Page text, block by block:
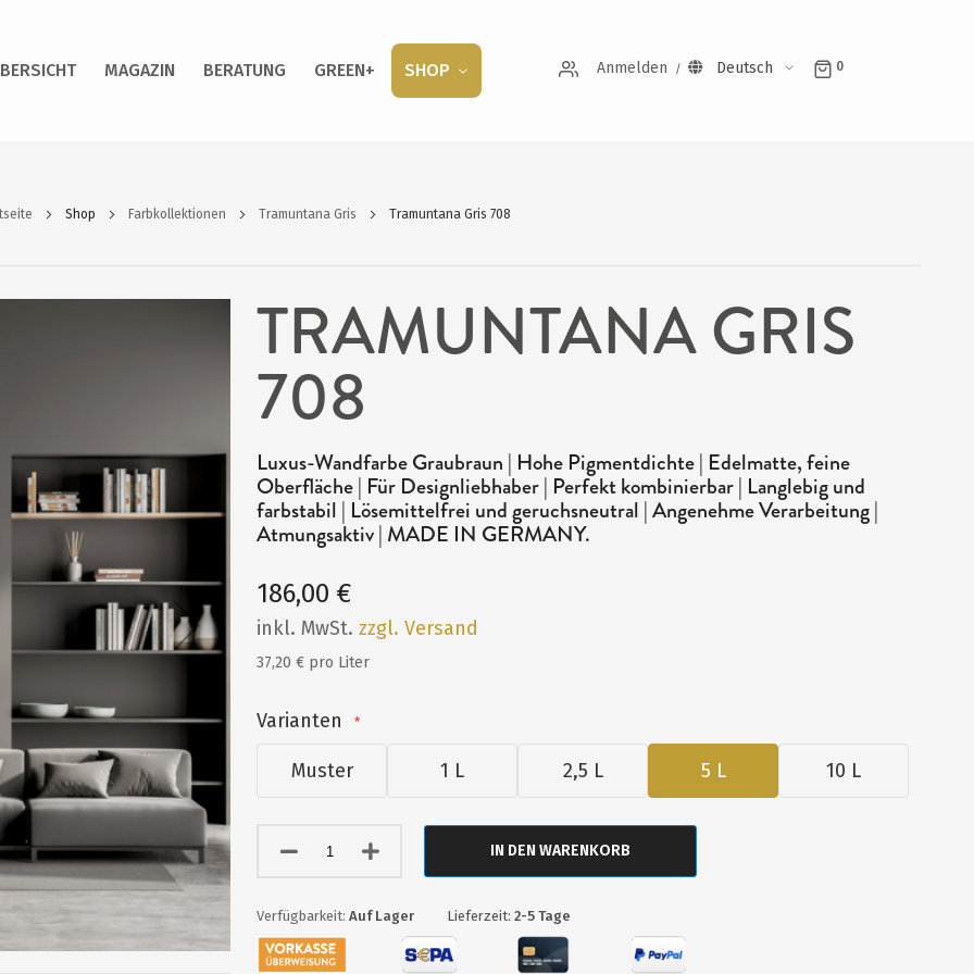
MAGAZIN BERATUNG GREEN+ SHOP Anmelden Deutsch 0
Shop Farbkollektionen Tramuntana Gris Tramuntana Gris 708
TRAMUNTANA GRIS
708
Luxus-Wandfarbe Graubraun | Hohe Pigmentdichte | Edelmatte, feine
Oberfläche | Für Designliebhaber | Perfekt kombinierbar | Langlebig und
farbstabil | Lösemittelfrei und geruchsneutral | Angenehme Verarbeitung |
Atmungsaktiv | MADE IN GERMANY.
186,00 €
inkl. MwSt.zzgl. Versand
37,20 € pro Liter
Varianten
Muster 1 L 2,5 L 5 L 10 L
IN DEN WARENKORB
Auf Lager Lieferzeit: 2-5 Tage